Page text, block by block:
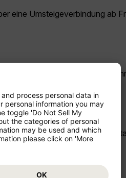
eine Umsteigeverbindung ab
Der
mild bis warm – ideal für